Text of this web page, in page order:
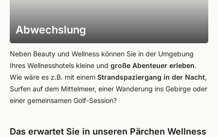
Abwechslung
Neben Beauty und Wellness können Sie in der Umgebung
Ihres Wellnesshotels kleine und große Abenteuer erleben.
Wie wäre es z.B. mit einem Strandspaziergang in der Nacht,
Surfen auf dem Mittelmeer, einer Wanderung ins Gebirge oder
einer gemeinsamen Golf-Session?
Das erwartet Sie in unseren Pärchen Wellness